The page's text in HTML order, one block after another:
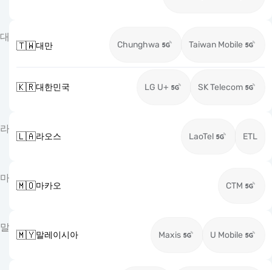
대
🇹🇼대만 Chunghwa Taiwan Mobile
🇰🇷대한민국 LG U+ SK Telecom
라
🇱🇦라오스 LaoTel ETL
마
🇲🇴마카오 CTM
말
🇲🇾말레이시아 Maxis U Mobile